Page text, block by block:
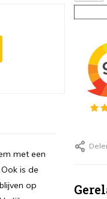
met een
is de
op